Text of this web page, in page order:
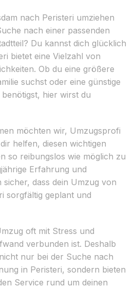
nach Peristeri umziehen
nach einer passenden
Du kannst dich glücklich
bietet eine Vielzahl von
Ob du eine größere
suchst oder eine günstige
hier wirst du
möchten wir, Umzugsprofi
helfen, diesen wichtigen
so reibungslos wie möglich zu
Erfahrung und
sicher, dass dein Umzug von
sorgfältig geplant und
oft mit Stress und
verbunden ist. Deshalb
nur bei der Suche nach
in Peristeri, sondern bieten
Service rund um deinen